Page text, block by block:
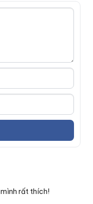
rất thích!